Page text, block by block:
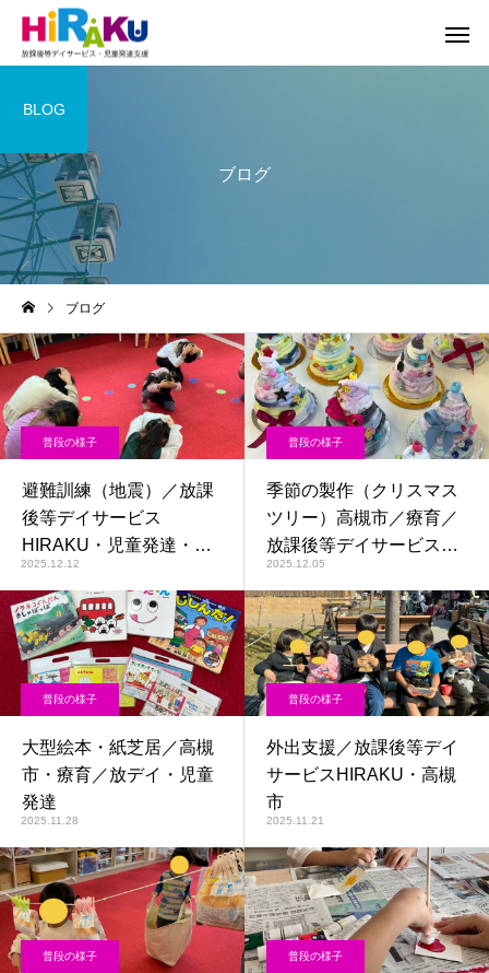
ブログ
BLOG
ブログ
普段の様子
避難訓練（地震）／放課
後等デイサービス
HIRAKU・児童発達・高
槻市
2025.12.12
普段の様子
季節の製作（クリスマス
ツリー）高槻市／療育／
放課後等デイサービス
HIRAKU
2025.12.05
普段の様子
大型絵本・紙芝居／高槻
市・療育／放デイ・児童
発達
2025.11.28
普段の様子
外出支援／放課後等デイ
サービスHIRAKU・高槻
市
2025.11.21
普段の様子 普段の様子